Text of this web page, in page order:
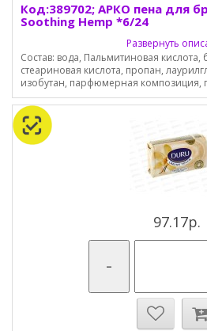
Код:389702; АРКО пена для
Soothing Hemp *6/24
Развернуть
Состав: вода, Пальмитиновая кислота,
стеариновая кислота, пропан,
изобутан, парфюмерная композиция,
97.17р.
-